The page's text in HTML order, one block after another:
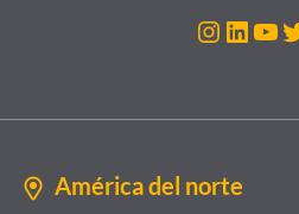
América del norte